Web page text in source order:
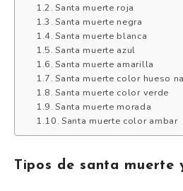
Santa muerte roja
Santa muerte negra
Santa muerte blanca
Santa muerte azul
Santa muerte amarilla
Santa muerte color hueso
Santa muerte color verde
Santa muerte morada
Santa muerte color ambar
Tipos de santa muerte